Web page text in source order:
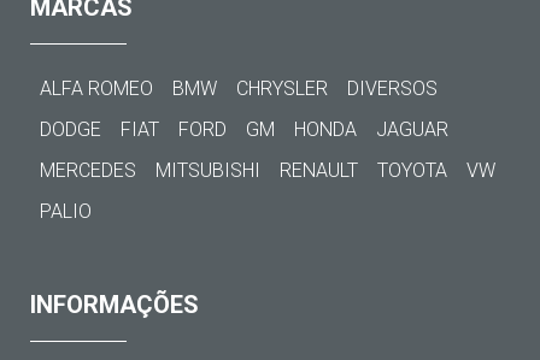
MARCAS
ALFA ROMEO BMW CHRYSLER
DIVERSOS
DODGE
FIAT FORD GM HONDA
JAGUAR
MERCEDES
MITSUBISHI RENAULT TOYOTA
VW
PALIO
INFORMAÇÕES